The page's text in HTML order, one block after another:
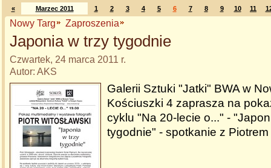
« Marzec 2011 1 2 3 4 5 6 7 8 9 10 11
Nowy Targ Zaproszenia
Japonia w trzy tygodnie
Czwartek, 24 marca 2011 r.
Autor: AKS
Galerii Sztuki "Jatki" BWA w
Kościuszki 4 zaprasza na
cyklu "Na 20-lecie o..." -
tygodnie" - spotkanie z Piotrem